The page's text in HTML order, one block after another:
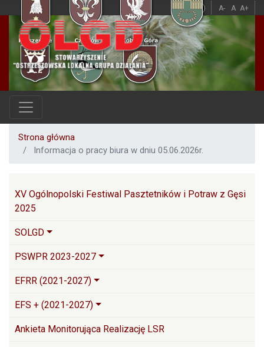
Przejdź
do
treści
A- A A+
A A
Strona główna
Informacja o pracy biura w dniu 05.06.2026r.
Główna nawigacja
XV Ogólnopolski Festiwal Pasztetników i Potraw z Gęsi
2025
SOLGD
PSWPR 2023-2027
EFRR (2021-2027)
EFS + (2021-2027)
Ankieta Monitorująca Realizację LSR